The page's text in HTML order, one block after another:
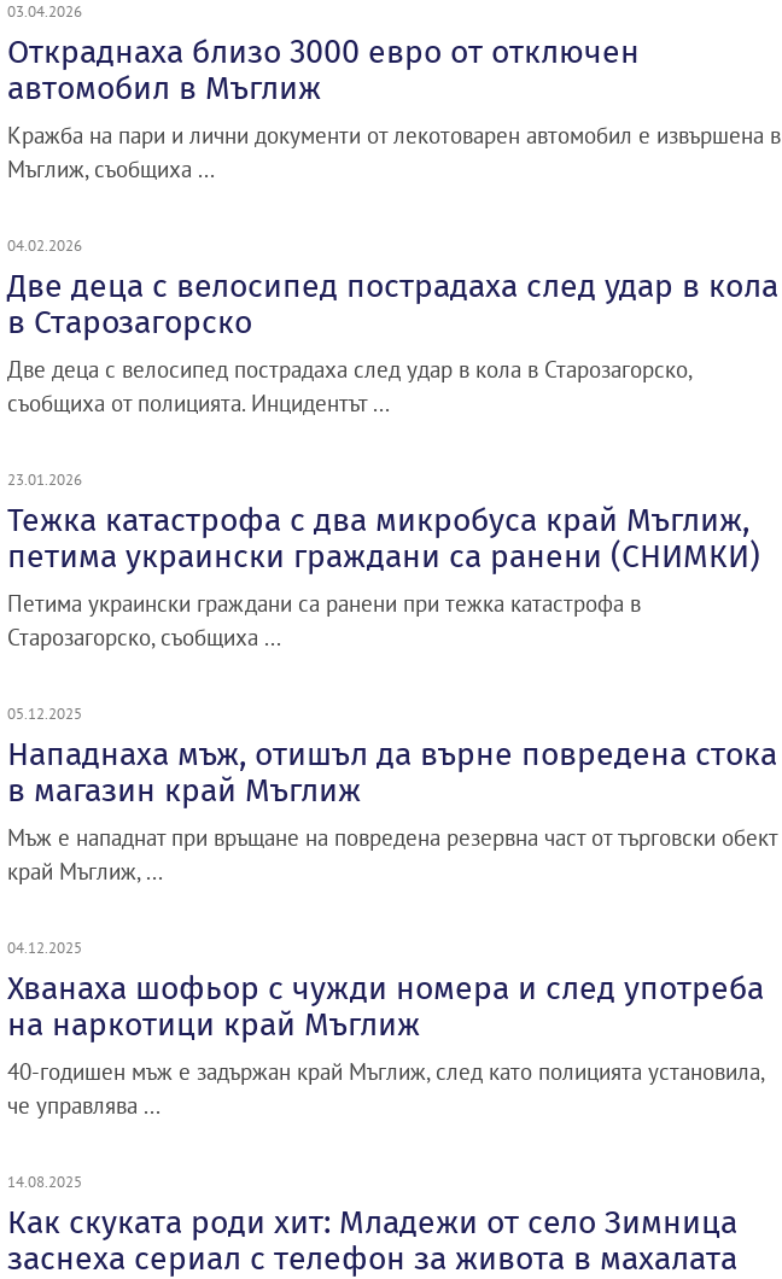
03.04.2026
Откраднаха близо 3000 евро от отключен
автомобил в Мъглиж
Кражба на пари и лични документи от лекотоварен автомобил е извършена в
Мъглиж, съобщиха ...
04.02.2026
Две деца с велосипед пострадаха след удар в кола
в Старозагорско
Две деца с велосипед пострадаха след удар в кола в Старозагорско,
съобщиха от полицията. Инцидентът ...
23.01.2026
Тежка катастрофа с два микробуса край Мъглиж,
петима украински граждани са ранени (СНИМКИ)
Петима украински граждани са ранени при тежка катастрофа в
Старозагорско, съобщиха ...
05.12.2025
Нападнаха мъж, отишъл да върне повредена стока
в магазин край Мъглиж
Мъж е нападнат при връщане на повредена резервна част от търговски обект
край Мъглиж, ...
04.12.2025
Хванаха шофьор с чужди номера и след употреба
на наркотици край Мъглиж
40-годишен мъж е задържан край Мъглиж, след като полицията установила,
че управлява ...
14.08.2025
Как скуката роди хит: Младежи от село Зимница
заснеха сериал с телефон за живота в махалата